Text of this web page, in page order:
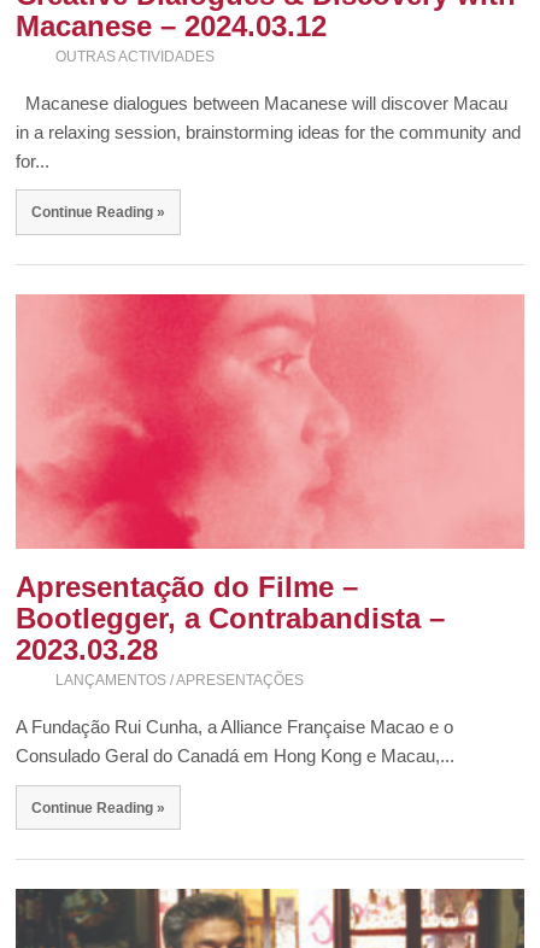
Macanese – 2024.03.12
OUTRAS ACTIVIDADES
Macanese dialogues between Macanese will discover Macau
in a relaxing session, brainstorming ideas for the community and
for...
Continue Reading »
Apresentação do Filme –
Bootlegger, a Contrabandista –
2023.03.28
LANÇAMENTOS / APRESENTAÇÕES
A Fundação Rui Cunha, a Alliance Française Macao e o
Consulado Geral do Canadá em Hong Kong e Macau,...
Continue Reading »